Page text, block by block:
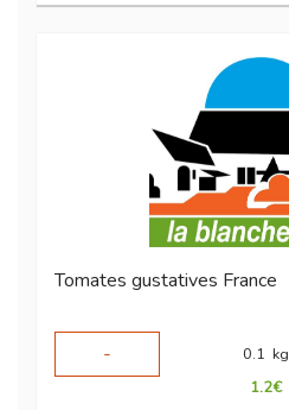
Tomates gustatives France
-
0.1 kg
1.2€